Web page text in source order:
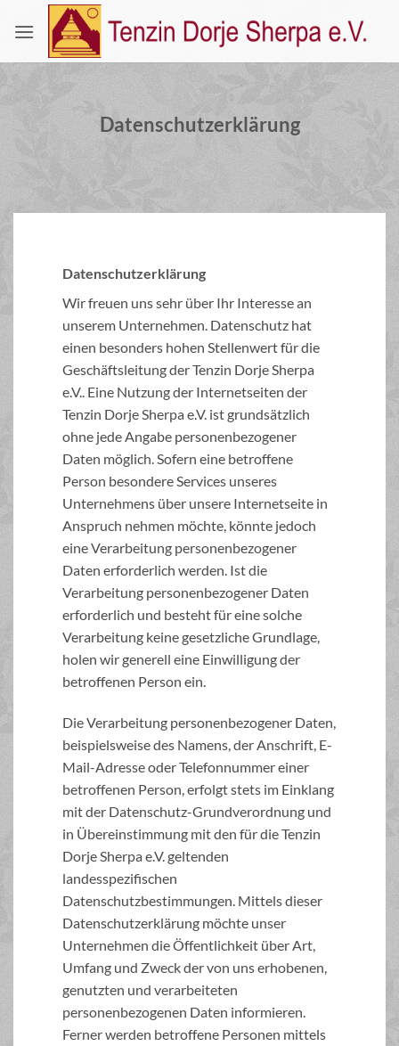
Inhalt
springen
Datenschutzerklärung
Datenschutzerklärung
Wir freuen uns sehr über Ihr Interesse an
unserem Unternehmen. Datenschutz hat
einen besonders hohen Stellenwert für die
Geschäftsleitung der Tenzin Dorje Sherpa
e.V.. Eine Nutzung der Internetseiten der
Tenzin Dorje Sherpa e.V. ist grundsätzlich
ohne jede Angabe personenbezogener
Daten möglich. Sofern eine betroffene
Person besondere Services unseres
Unternehmens über unsere Internetseite in
Anspruch nehmen möchte, könnte jedoch
eine Verarbeitung personenbezogener
Daten erforderlich werden. Ist die
Verarbeitung personenbezogener Daten
erforderlich und besteht für eine solche
Verarbeitung keine gesetzliche Grundlage,
holen wir generell eine Einwilligung der
betroffenen Person ein.
Die Verarbeitung personenbezogener Daten,
beispielsweise des Namens, der Anschrift, E-
Mail-Adresse oder Telefonnummer einer
betroffenen Person, erfolgt stets im Einklang
mit der Datenschutz-Grundverordnung und
in Übereinstimmung mit den für die Tenzin
Dorje Sherpa e.V. geltenden
landesspezifischen
Datenschutzbestimmungen. Mittels dieser
Datenschutzerklärung möchte unser
Unternehmen die Öffentlichkeit über Art,
Umfang und Zweck der von uns erhobenen,
genutzten und verarbeiteten
personenbezogenen Daten informieren.
Ferner werden betroffene Personen mittels